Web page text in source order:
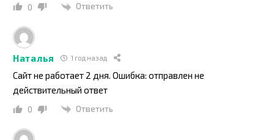
0 Ответить
Наталья 1 год назад
Сайт не работает 2 дня. Ошибка: отправлен не
действительный ответ
0 Ответить